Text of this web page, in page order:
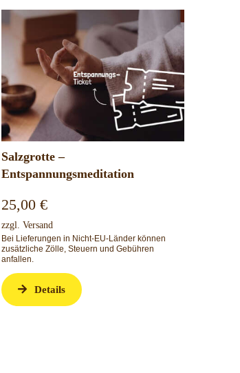
Salzgrotte –
Entspannungsmeditation
25,00 €
zzgl. Versand
Bei Lieferungen in Nicht-EU-Länder können
zusätzliche Zölle, Steuern und Gebühren
anfallen.
Details